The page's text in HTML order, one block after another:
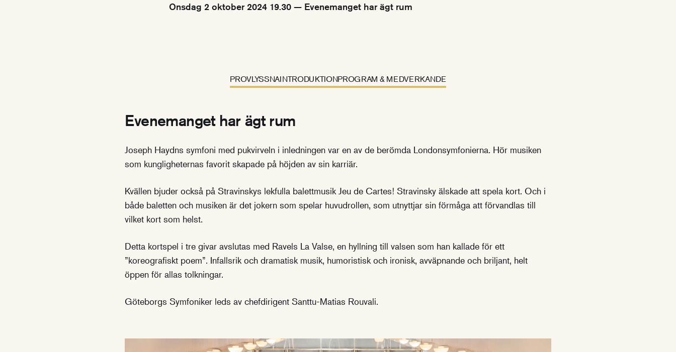
Onsdag 2 oktober 2024 19.30 — Evenemanget har ägt rum
PROVLYSSNAINTRODUKTIONPROGRAM & MEDVERKANDE
Evenemanget har ägt rum
Joseph Haydns symfoni med pukvirveln i inledningen var en av de berömda Londonsymfonierna. Hör musiken
som kungligheternas favorit skapade på höjden av sin karriär.
Kvällen bjuder också på Stravinskys lekfulla balettmusik Jeu de Cartes! Stravinsky älskade att spela kort. Och i
både baletten och musiken är det jokern som spelar huvudrollen, som utnyttjar sin förmåga att förvandlas till
vilket kort som helst.
Detta kortspel i tre givar avslutas med Ravels La Valse, en hyllning till valsen som han kallade för ett
”koreografiskt poem”. Infallsrik och dramatisk musik, humoristisk och ironisk, avväpnande och briljant, helt
öppen för allas tolkningar.
Göteborgs Symfoniker leds av chefdirigent Santtu-Matias Rouvali.